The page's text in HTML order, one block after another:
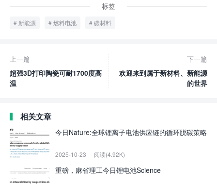
标签
新能源 燃料电池 碳材料
上一篇
超强3D打印陶瓷可耐1700度高
温
下一篇
欢迎来到属于新材料、新能源
的世界
相关文章
今日Nature:全球锂离子电池供应链的循环脱碳策略
2025-10-23 阅读(4.92K)
重磅，麻省理工今日锂电池Science